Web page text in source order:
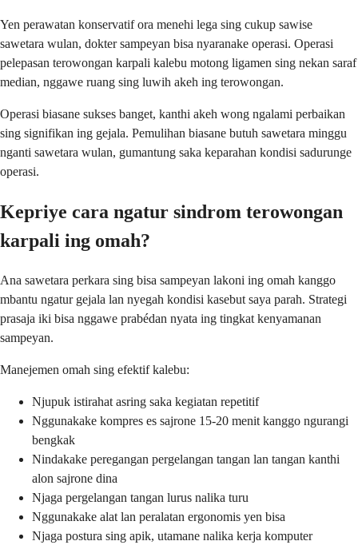
Yen perawatan konservatif ora menehi lega sing cukup sawise
sawetara wulan, dokter sampeyan bisa nyaranake operasi. Operasi
pelepasan terowongan karpali kalebu motong ligamen sing nekan saraf
median, nggawe ruang sing luwih akeh ing terowongan.
Operasi biasane sukses banget, kanthi akeh wong ngalami perbaikan
sing signifikan ing gejala. Pemulihan biasane butuh sawetara minggu
nganti sawetara wulan, gumantung saka keparahan kondisi sadurunge
operasi.
Kepriye cara ngatur sindrom terowongan
karpali ing omah?
Ana sawetara perkara sing bisa sampeyan lakoni ing omah kanggo
mbantu ngatur gejala lan nyegah kondisi kasebut saya parah. Strategi
prasaja iki bisa nggawe prabédan nyata ing tingkat kenyamanan
sampeyan.
Manejemen omah sing efektif kalebu:
Njupuk istirahat asring saka kegiatan repetitif
Nggunakake kompres es sajrone 15-20 menit kanggo ngurangi
bengkak
Nindakake peregangan pergelangan tangan lan tangan kanthi
alon sajrone dina
Njaga pergelangan tangan lurus nalika turu
Nggunakake alat lan peralatan ergonomis yen bisa
Njaga postura sing apik, utamane nalika kerja komputer